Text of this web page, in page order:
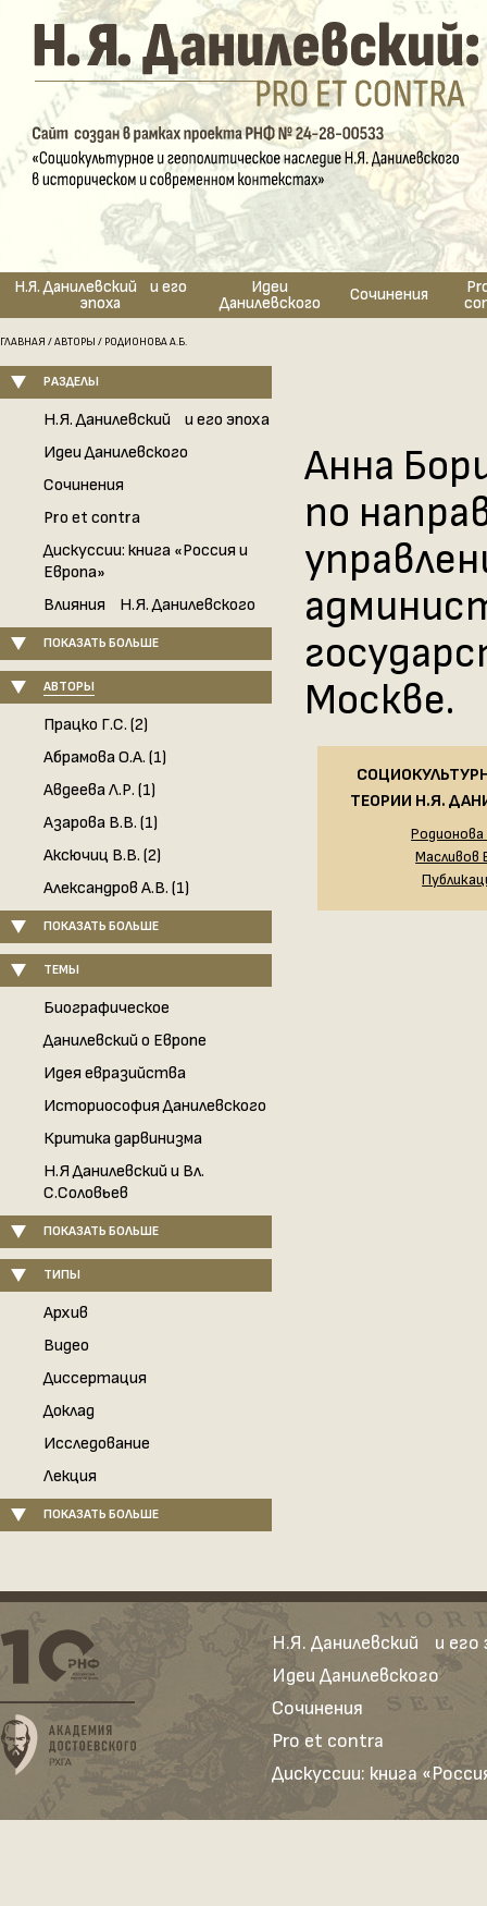
Н.Я. Данилевский и его
эпоха
Идеи
Данилевского Сочинения
ГЛАВНАЯ /АВТОРЫ / РОДИОНОВА А.Б.
РАЗДЕЛЫ
Н.Я. Данилевский и его эпоха
Идеи Данилевского
Сочинения
Pro et contra
Дискуссии: книга «Россия и
Европа»
Влияния Н.Я. Данилевского
ПОКАЗАТЬ БОЛЬШЕ
АВТОРЫ
Працко Г.С. (2)
Абрамова О.А. (1)
Авдеева Л.Р. (1)
Азарова В.В. (1)
Аксючиц В.В. (2)
Александров А.В. (1)
ПОКАЗАТЬ БОЛЬШЕ
ТЕМЫ
Биографическое
Данилевский о Европе
Идея евразийства
Историософия Данилевского
Критика дарвинизма
Н.Я Данилевский и Вл.
С.Соловьев
ПОКАЗАТЬ БОЛЬШЕ
ТИПЫ
Архив
Видео
Диссертация
Доклад
Исследование
Лекция
ПОКАЗАТЬ БОЛЬШЕ
Анна
по
Москве.
ТЕОРИИ Н.Я.
Родионова
Масливов
Н.Я. Данилевский и его
Идеи Данилевского
Сочинения
Pro et contra
Дискуссии: книга